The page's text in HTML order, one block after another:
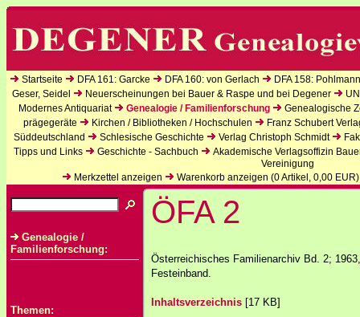
Startseite DFA 161: Garcke DFA 160: von Gerlach
DFA 158:
Geser, Seidel
Neuerscheinungen bei Bauer & Raspe und bei Degener
Modernes Antiquariat
Genealogie / Familienforschung
Genealogische
prägegeräte
Kirchen / Bibliotheken / Hochschulen
Franz Schubert
Süddeutschland
Schlesische Geschichte Verlag Christoph Schmidt
Tipps und Links
Geschichte - Sachbuch
Akademische Verlagsoffizin
Vereinigung
Merkzettel anzeigen
Warenkorb anzeigen (0Artikel, 0,00 EUR)
Genealogie /
Familienforschung:
Themen:
ÖFA 2
Österreichisches Familienarchiv Bd. 2;
Festeinband.
Inhaltsverzeichnis [17 KB]